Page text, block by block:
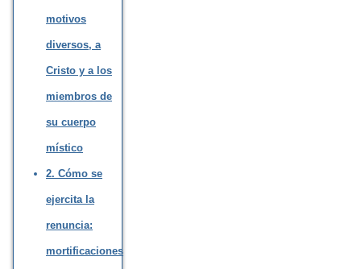
motivos
diversos, a
Cristo y a los
miembros de
su cuerpo
místico
2. Cómo se
ejercita la
renuncia:
mortificaciones